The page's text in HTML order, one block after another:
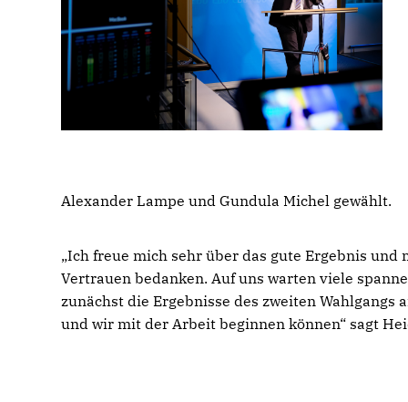
Alexander Lampe und Gundula Michel gewählt.
Ich freue mich sehr über das gute Ergebnis und
Vertrauen bedanken. Auf uns warten viele
zunächst die Ergebnisse des zweiten
und wir mit der Arbeit beginnen können“ sagt